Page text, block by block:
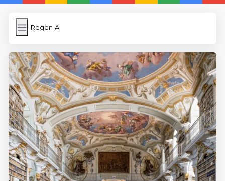
Regen AI
Regen AI
Subir Imagen
Wordpress Cache
Anasayfa
5 Günde İngilizce
İngilizce
Dil Eğitimi